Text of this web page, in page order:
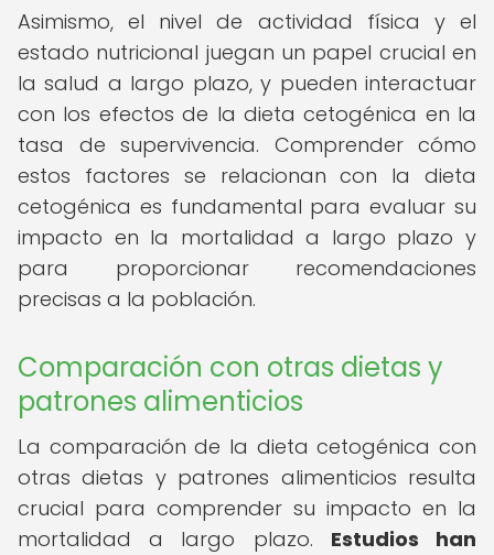
Asimismo, el nivel de actividad física y el
estado nutricional juegan un papel crucial en
la salud a largo plazo, y pueden interactuar
con los efectos de la dieta cetogénica en la
tasa de supervivencia. Comprender cómo
estos factores se relacionan con la dieta
cetogénica es fundamental para evaluar su
impacto en la mortalidad a largo plazo y
para proporcionar recomendaciones
precisas a la población.
Comparación con otras dietas y
patrones alimenticios
La comparación de la dieta cetogénica con
otras dietas y patrones alimenticios resulta
crucial para comprender su impacto en la
mortalidad a largo plazo. Estudios han